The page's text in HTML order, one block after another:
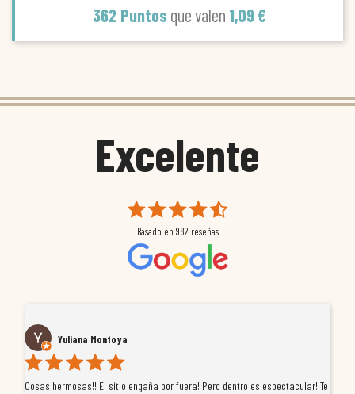
362 Puntos que valen 1,09 €
Excelente
Basado en 982 reseñas
Yuliana Montoya
Cosas hermosas!! El sitio engaña por fuera! Pero dentro es espectacular! Te